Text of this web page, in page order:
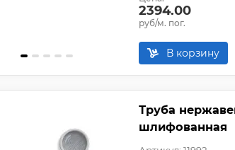
2394.00
руб/м. пог.
В корзину
Труба
шлифованная